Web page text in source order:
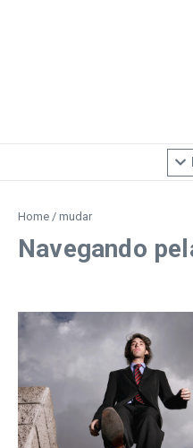
Home / mudar
Navegando